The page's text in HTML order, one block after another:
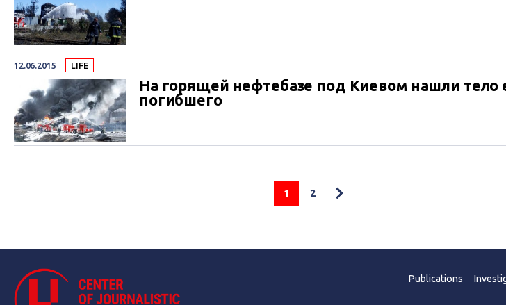
12.06.2015 LIFE
На горящей нефтебазе под Киевом нашли тело
погибшего
1 2
Publications